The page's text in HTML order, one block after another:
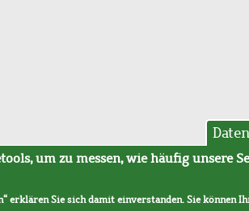
DatenschutzAVB
um zu messen, wie häufig unsere
erklären Sie sich damit einverstanden. Sie können